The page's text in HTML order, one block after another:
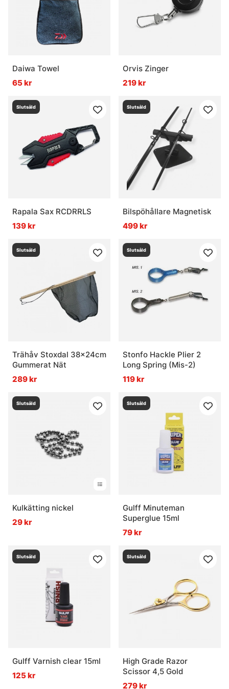
Daiwa Towel
65 kr
Orvis Zinger
219 kr
Slutsåld
Rapala Sax RCDRRLS
139 kr
Slutsåld
Bilspöhållare Magnetisk
499 kr
Slutsåld
Trähåv Stoxdal 38x24cm
Gummerat Nät
289 kr
Slutsåld
Stonfo Hackle Plier 2
Long Spring (Mis-2)
119 kr
Slutsåld
Kulkätting nickel
29 kr
Slutsåld
Gulff Minuteman
Superglue 15ml
79 kr
Slutsåld
Gulff Varnish clear 15ml
125 kr
Slutsåld
High Grade Razor
Scissor 4,5 Gold
279 kr